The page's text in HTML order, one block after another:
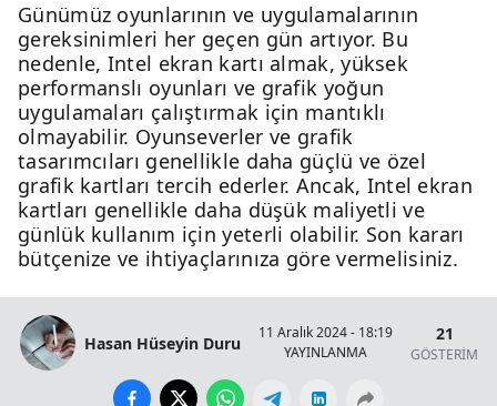
Günümüz oyunlarının ve uygulamalarının
gereksinimleri her geçen gün artıyor. Bu
nedenle, Intel ekran kartı almak, yüksek
performanslı oyunları ve grafik yoğun
uygulamaları çalıştırmak için mantıklı
olmayabilir. Oyunseverler ve grafik
tasarımcıları genellikle daha güçlü ve özel
grafik kartları tercih ederler. Ancak, Intel ekran
kartları genellikle daha düşük maliyetli ve
günlük kullanım için yeterli olabilir. Son kararı
bütçenize ve ihtiyaçlarınıza göre vermelisiniz.
Hasan Hüseyin Duru
11 Aralık 2024 - 18:19
YAYINLANMA
21
GÖSTERİM